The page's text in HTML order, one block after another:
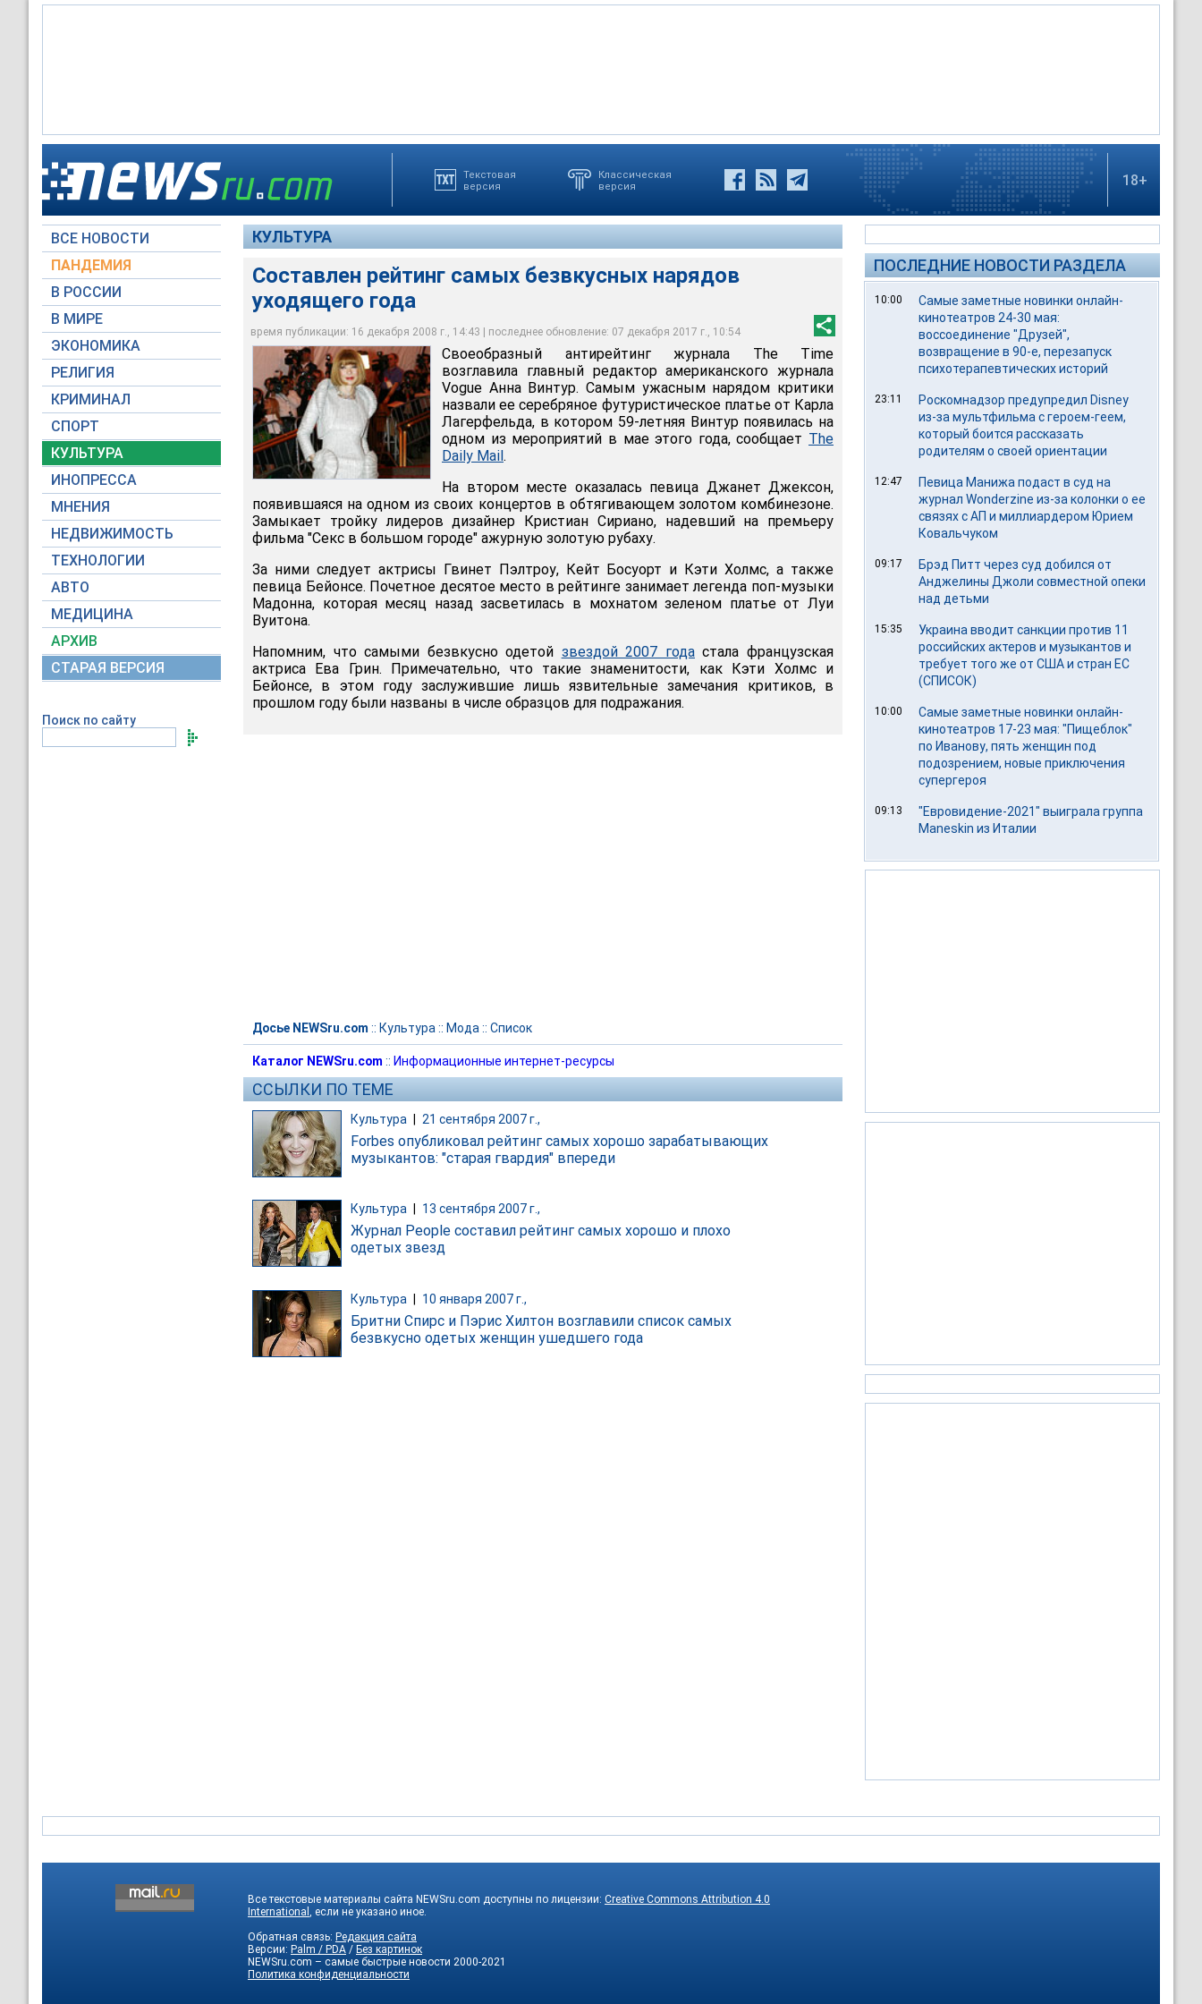
Текстовая
версия
Классическая
версия
18+
ВСЕ НОВОСТИ
ПАНДЕМИЯ
В РОССИИ
В МИРЕ
ЭКОНОМИКА
РЕЛИГИЯ
КРИМИНАЛ
СПОРТ
КУЛЬТУРА
ИНОПРЕССА
МНЕНИЯ
НЕДВИЖИМОСТЬ
ТЕХНОЛОГИИ
АВТО
МЕДИЦИНА
АРХИВ
СТАРАЯ ВЕРСИЯ
Поиск по сайту
КУЛЬТУРА
Составлен рейтинг самых безвкусных нарядов
уходящего года
время публикации: 16 декабря 2008 г., 14:43 | последнее обновление: 07 декабря 2017 г., 10:54
Самым ужасным нарядом критики назвали серебряное футуристическое платье
Анна Винтур от Карла Лагерфельда, в котором 59-летняя Винтур появилась на одном
из мероприятий в мае этого года
Reuters
Своеобразный антирейтинг журнала The Time
возглавила главный редактор американского журнала
Vogue Анна Винтур. Самым ужасным нарядом критики
назвали ее серебряное футуристическое платье от Карла
Лагерфельда, в котором 59-летняя Винтур появилась на
одном из мероприятий в мае этого года, сообщает The
Daily Mail.
На втором месте оказалась певица Джанет Джексон,
появившаяся на одном из своих концертов в обтягивающем золотом комбинезоне.
Замыкает тройку лидеров дизайнер Кристиан Сириано, надевший на премьеру
фильма "Секс в большом городе" ажурную золотую рубаху.
За ними следует актрисы Гвинет Пэлтроу, Кейт Босуорт и Кэти Холмс, а также
певица Бейонсе. Почетное десятое место в рейтинге занимает легенда поп-музыки
Мадонна, которая месяц назад засветилась в мохнатом зеленом платье от Луи
Вуитона.
Напомним, что самыми безвкусно одетой звездой 2007 годастала французская
актриса Ева Грин. Примечательно, что такие знаменитости, как Кэти Холмс и
Бейонсе, в этом году заслужившие лишь язвительные замечания критиков, в
прошлом году были названы в числе образцов для подражания.
Досье NEWSru.com :: Культура :: Мода :: Список
Каталог NEWSru.com :: Информационные интернет-ресурсы
ССЫЛКИ ПО ТЕМЕ
Культура 21 сентября 2007 г.,
Forbes опубликовал рейтинг самых хорошо зарабатывающих
музыкантов: "старая гвардия" впереди
Культура 13 сентября 2007 г.,
Журнал People составил рейтинг самых хорошо и плохо
одетых звезд
Культура | 10 января 2007 г.,
Бритни Спирс и Пэрис Хилтон возглавили список самых
безвкусно одетых женщин ушедшего года
ПОСЛЕДНИЕ НОВОСТИ РАЗДЕЛА
10:00
Самые заметные новинки онлайн-
кинотеатров 24-30 мая:
воссоединение "Друзей",
возвращение в 90-е, перезапуск
психотерапевтических историй
23:11
Роскомнадзор предупредил Disney
из-за мультфильма c героем-геем,
который боится рассказать
родителям о своей ориентации
12:47
Певица Манижа подаст в суд на
журнал Wonderzine из-за колонки о ее
связях с АП и миллиардером Юрием
Ковальчуком
09:17
Брэд Питт через суд добился от
Анджелины Джоли совместной опеки
над детьми
15:35
Украина вводит санкции против 11
российских актеров и музыкантов и
требует того же от США и стран ЕС
(СПИСОК)
10:00
Самые заметные новинки онлайн-
кинотеатров 17-23 мая: "Пищеблок"
по Иванову, пять женщин под
подозрением, новые приключения
супергероя
09:13
"Евровидение-2021" выиграла группа
Maneskin из Италии
Все текстовые материалы сайта NEWSru.com доступны по лицензии: Creative Commons Attribution 4.0
International , если не указано иное.
Обратная связь: Редакция сайта
Версии: Palm / PDA / Без картинок
NEWSru.com – самые быстрые новости 2000-2021
Политика конфиденциальности